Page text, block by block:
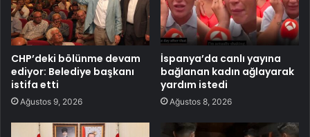
CHP’deki bölünme devam
ediyor: Belediye başkanı
istifa etti
Ağustos 9, 2026
İspanya’da canlı yayına
bağlanan kadın ağlayarak
yardım istedi
Ağustos 8, 2026